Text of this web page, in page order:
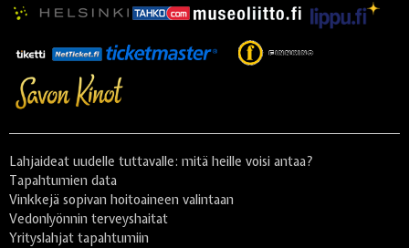
Lahjaideat uudelle tuttavalle: mitä heille voisi antaa?
Tapahtumien data
Vinkkejä sopivan hoitoaineen valintaan
Vedonlyönnin terveyshaitat
Yrityslahjat tapahtumiin